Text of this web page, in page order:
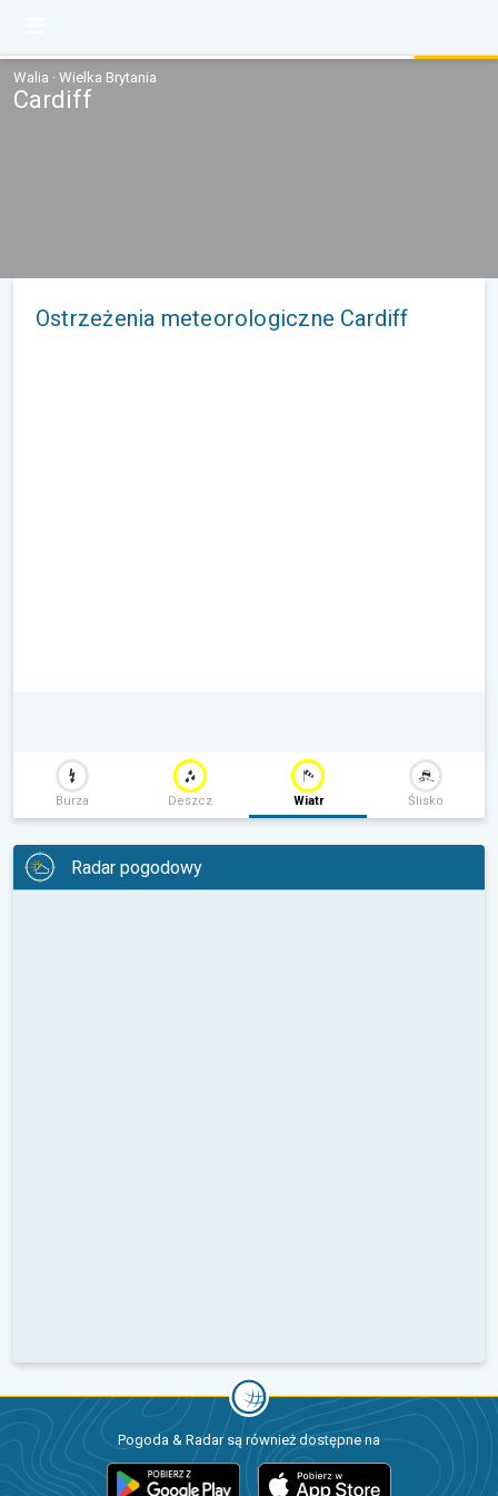
Walia · Wielka Brytania
Cardiff
Ostrzeżenia meteorologiczne Cardiff
Burza Deszcz Wiatr Ślisko
Radar pogodowy
Pogoda & Radar są również dostępne na